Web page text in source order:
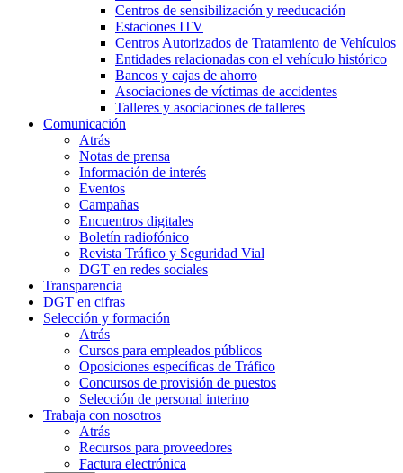
Centros de sensibilización y reeducación
Estaciones ITV
Centros Autorizados de Tratamiento de Vehículos
Entidades relacionadas con el vehículo histórico
Bancos y cajas de ahorro
Asociaciones de víctimas de accidentes
Talleres y asociaciones de talleres
Comunicación
Atrás
Notas de prensa
Información de interés
Eventos
Campañas
Encuentros digitales
Boletín radiofónico
Revista Tráfico y Seguridad Vial
DGT en redes sociales
Transparencia
DGT en cifras
Selección y formación
Atrás
Cursos para empleados públicos
Oposiciones específicas de Tráfico
Concursos de provisión de puestos
Selección de personal interino
Trabaja con nosotros
Atrás
Recursos para proveedores
Factura electrónica